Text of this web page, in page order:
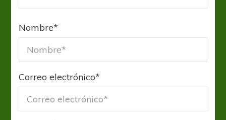
Nombre*
Correo electrónico*